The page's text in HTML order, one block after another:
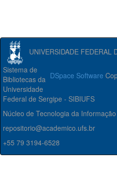
UNIVERSIDADE FEDERAL
DSpace Software
Sistema de
Bibliotecas da
Universidade
Federal de Sergipe - SIBIUFS
Núcleo de Tecnologia da
repositorio@academico.ufs.br
+55 79 3194-6528